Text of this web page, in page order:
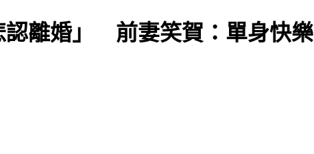
認離婚」 前妻笑賀：單身快樂